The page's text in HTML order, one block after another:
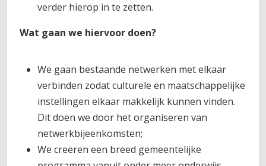
verder hierop in te zetten.
Wat gaan we hiervoor doen?
We gaan bestaande netwerken met elkaar
verbinden zodat culturele en maatschappelijke
instellingen elkaar makkelijk kunnen vinden.
Dit doen we door het organiseren van
netwerkbijeenkomsten;
We creëren een breed gemeentelijke